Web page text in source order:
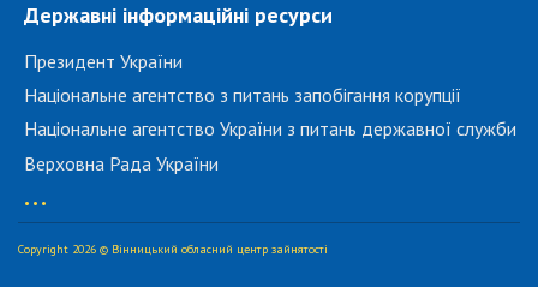
Державні інформаційні ресурси
Президент України
Національне агентство з питань запобігання корупції
Національне агентство України з питань державної служби
Верховна Рада України
...
Copyright 2026 © Вінницький обласний центр зайнятості